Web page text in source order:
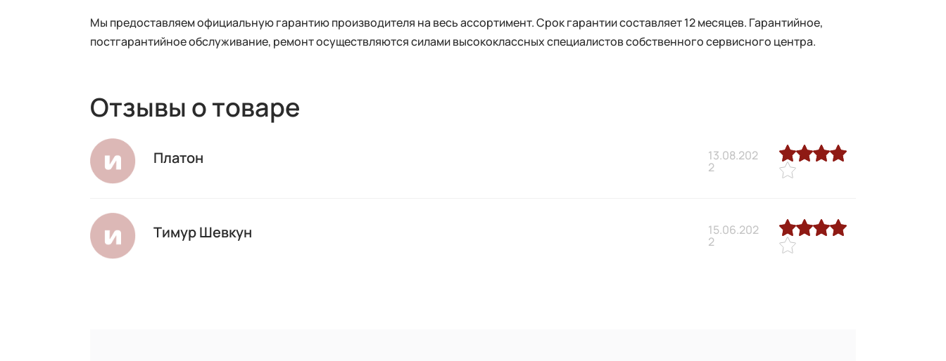
Мы предоставляем официальную гарантию производителя на весь ассортимент. Срок гарантии составляет 12 месяцев. Гарантийное,
постгарантийное обслуживание, ремонт осуществляются силами высококлассных специалистов собственного сервисного центра.
Отзывы о товаре
Платон 13.08.202
2
Тимур Шевкун 15.06.202
2